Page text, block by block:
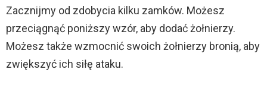
Zacznijmy od zdobycia kilku zamków. Możesz
przeciągnąć poniższy wzór, aby dodać żołnierzy.
Możesz także wzmocnić swoich żołnierzy bronią, aby
zwiększyć ich siłę ataku.